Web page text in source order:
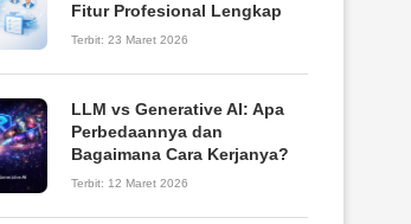
Fitur Profesional Lengkap
Terbit: 23 Maret 2026
LLM vs Generative AI: Apa
Perbedaannya dan
Bagaimana Cara Kerjanya?
Terbit: 12 Maret 2026